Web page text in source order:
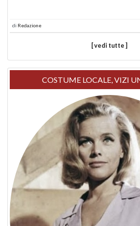
di Redazione
[ vedi tutte ]
COSTUME LOCALE, VIZI